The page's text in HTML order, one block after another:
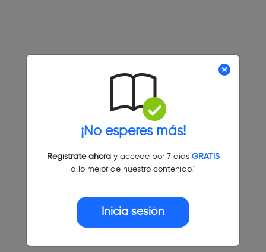
¡No esperes más!
Regístrate ahoray accede por 7 días GRATIS
a lo mejor de nuestro contenido."
Inicia sesión